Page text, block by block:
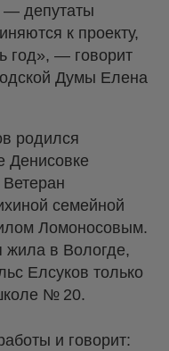
— депутаты
к проекту,
год», — говорит
Думы Елена
родился
Денисовке
семейной
Ломоносовым.
жила в Вологде,
Елсуков только
№ 20.
и говорит: